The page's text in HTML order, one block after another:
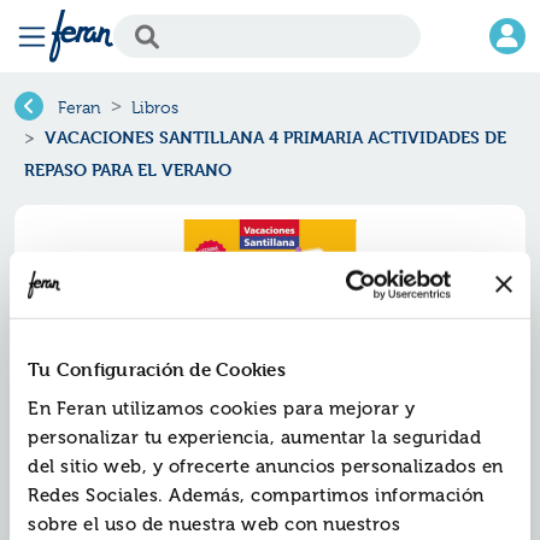
Tu Configuración de Cookies
En Feran utilizamos cookies para mejorar y
personalizar tu experiencia, aumentar la seguridad
del sitio web, y ofrecerte anuncios personalizados en
Redes Sociales. Además, compartimos información
sobre el uso de nuestra web con nuestros
Feran Libros
VACACIONES SANTILLANA 4 PRIMARIA ACTIVIDADES DE
REPASO PARA EL VERANO
Vacaciones santillana 4 primaria